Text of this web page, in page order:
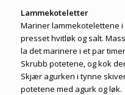
Lammekoteletter
Mariner lammekotelettene
presset hvitløk og salt.
la det marinere i et par
Skrubb potetene, og kok
Skjær agurken i tynne
potetene med agurk og løk.